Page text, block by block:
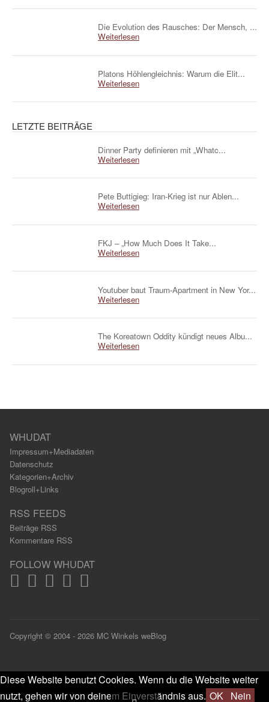
Die Evolution des Rausches: Der Mensch, ...
Weiterlesen
Platons Höhlengleichnis: Warum die Elit...
Weiterlesen
LETZTE BEITRÄGE
Dinner Party definieren mit „Whatc...
Weiterlesen
Pete Buttigieg: Iran-Krieg ist nur Ablen...
Weiterlesen
FKJ – „How Much Does It Take...
Weiterlesen
Youtuber baut Traum-Apartment in New Yor...
Weiterlesen
The Koreatown Oddity kündigt neues Albu...
Weiterlesen
WHUDAT
Impressum+Mediadaten
Datenschutz
Kategorien+Archiv
Blogroll+Links
RSS FEEDS
Beiträge RSS
Kommentare RSS
FOLLOW WHUDAT
Copyright © 2004 - 2026 MC Winkels weBlog
Diese Website benutzt Cookies. Wenn du die Website weiter
nutzt, gehen wir von deinem Einverständnis aus. OK Nein